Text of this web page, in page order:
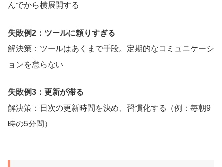
んでから横展開する
失敗例2：ツールに頼りすぎる
解決策：ツールはあくまで手段。定期的なコミュニケーシ
ョンを怠らない
失敗例3：更新が滞る
解決策：日次の更新時間を決め、習慣化する（例：毎朝9
時の5分間）